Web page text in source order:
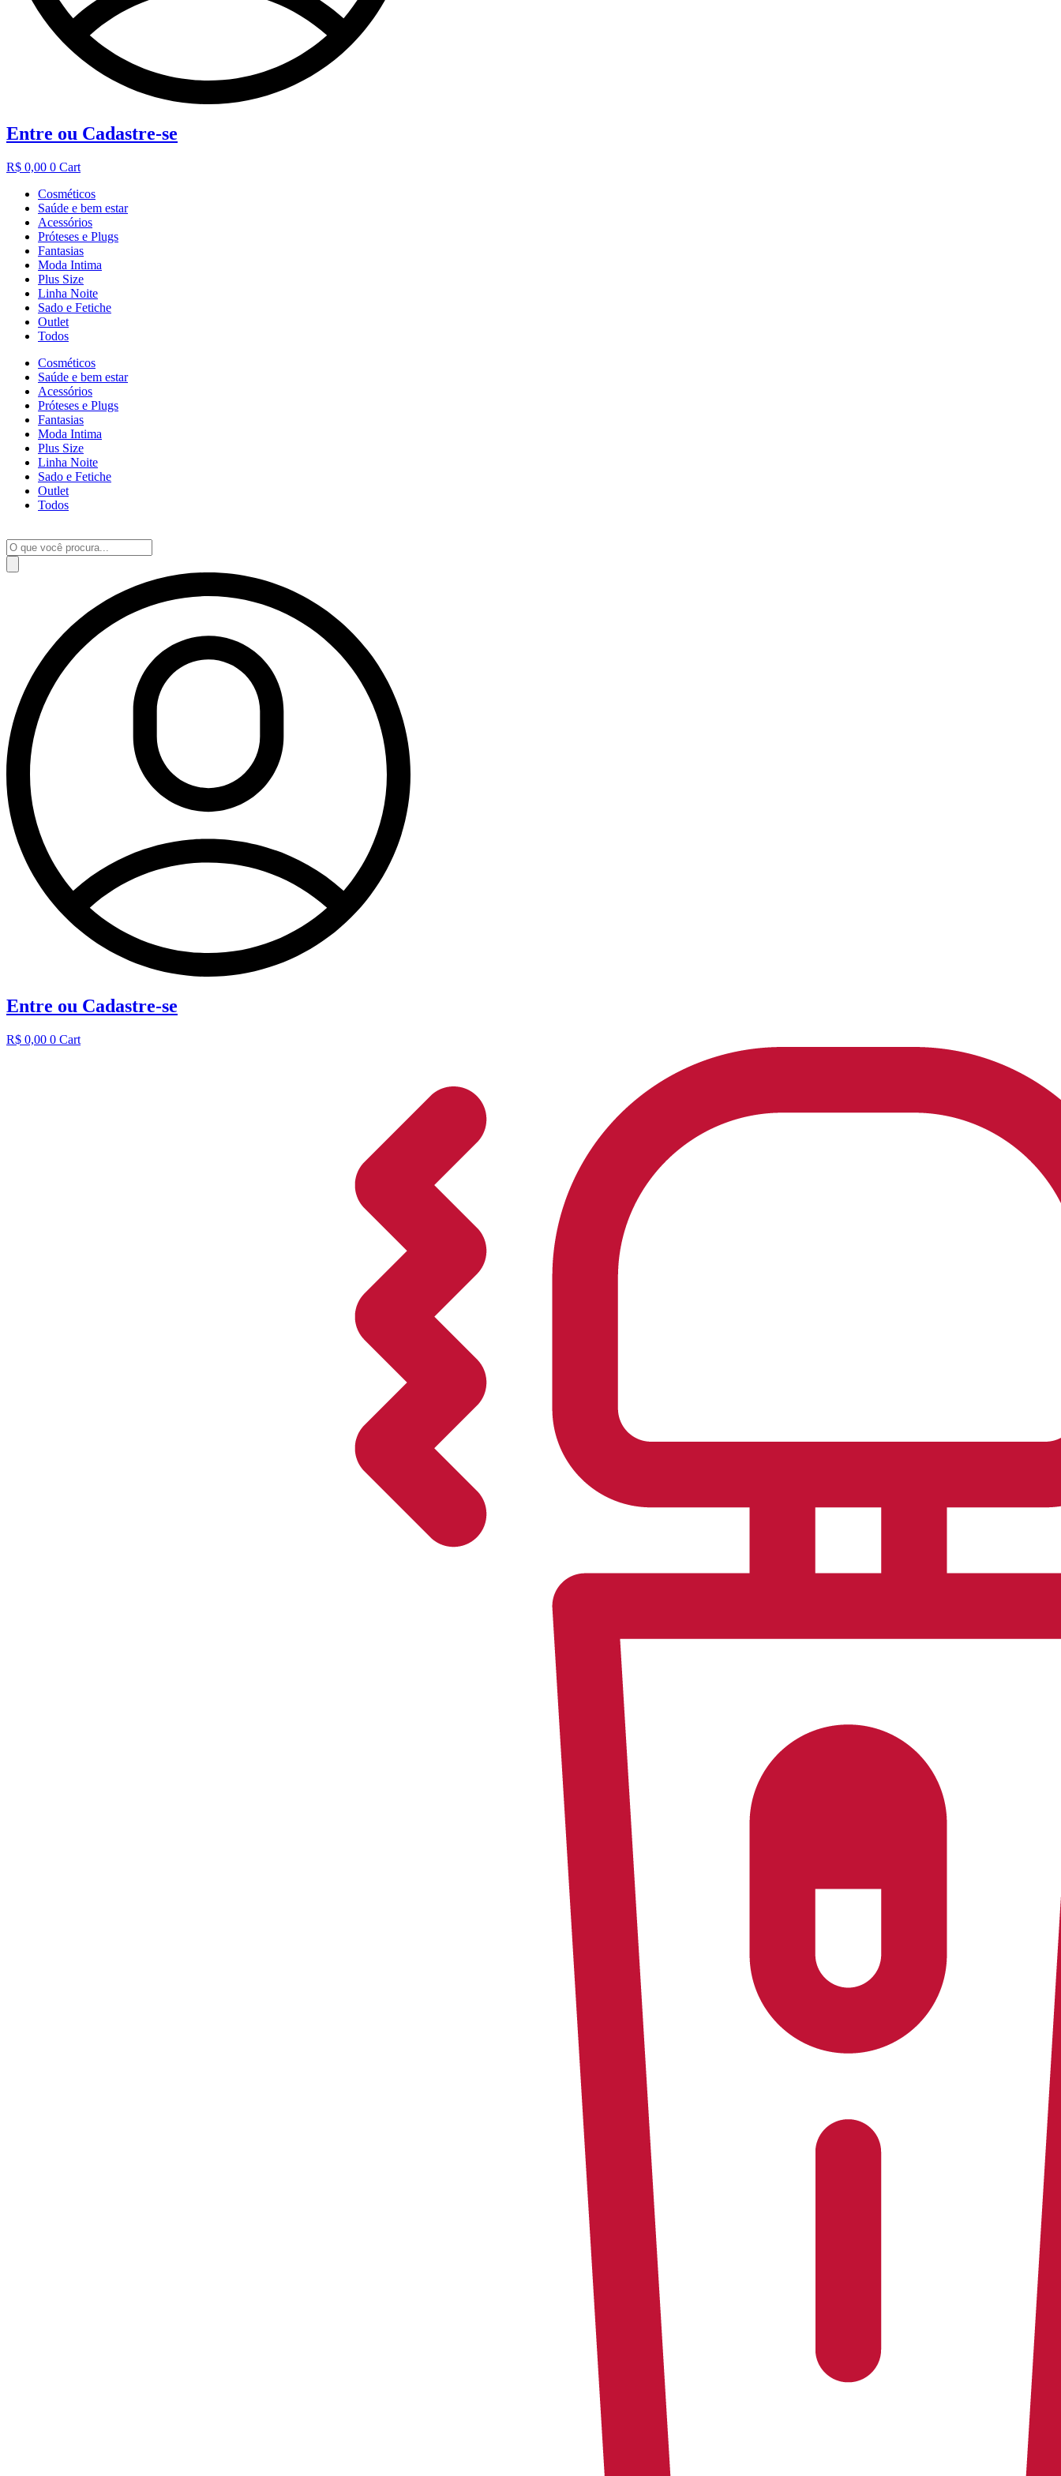
Entre ou Cadastre-se
R$ 0,00 0 Cart
Cosméticos
Saúde e bem estar
Acessórios
Próteses e Plugs
Fantasias
Moda Intima
Plus Size
Linha Noite
Sado e Fetiche
Outlet
Todos
Cosméticos
Saúde e bem estar
Acessórios
Próteses e Plugs
Fantasias
Moda Intima
Plus Size
Linha Noite
Sado e Fetiche
Outlet
Todos
Pesquisar
produtos
Entre ou Cadastre-se
R$ 0,00 0 Cart